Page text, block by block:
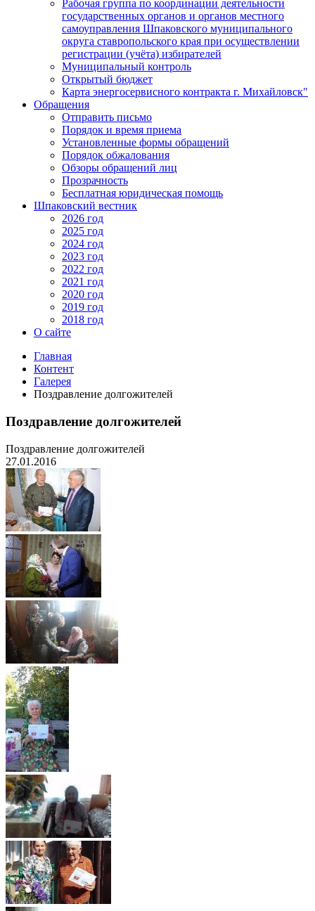
Рабочая группа по координации деятельности
государственных органов и органов местного
самоуправления Шпаковского муниципального
округа ставропольского края при осуществлении
регистрации (учёта) избирателей
Муниципальный контроль
Открытый бюджет
Карта энергосервисного контракта г. Михайловск"
Обращения
Отправить письмо
Порядок и время приема
Установленные формы обращений
Порядок обжалования
Обзоры обращений лиц
Прозрачность
Бесплатная юридическая помощь
Шпаковский вестник
2026 год
2025 год
2024 год
2023 год
2022 год
2021 год
2020 год
2019 год
2018 год
О сайте
Главная
Контент
Галерея
Поздравление долгожителей
Поздравление долгожителей
Поздравление долгожителей
27.01.2016